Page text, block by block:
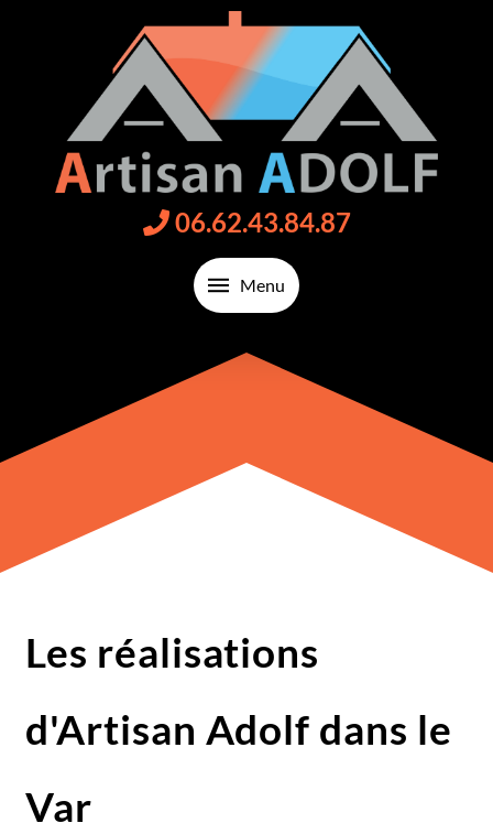
06.62.43.84.87
Menu
Les réalisations
d'Artisan Adolf dans le
Var